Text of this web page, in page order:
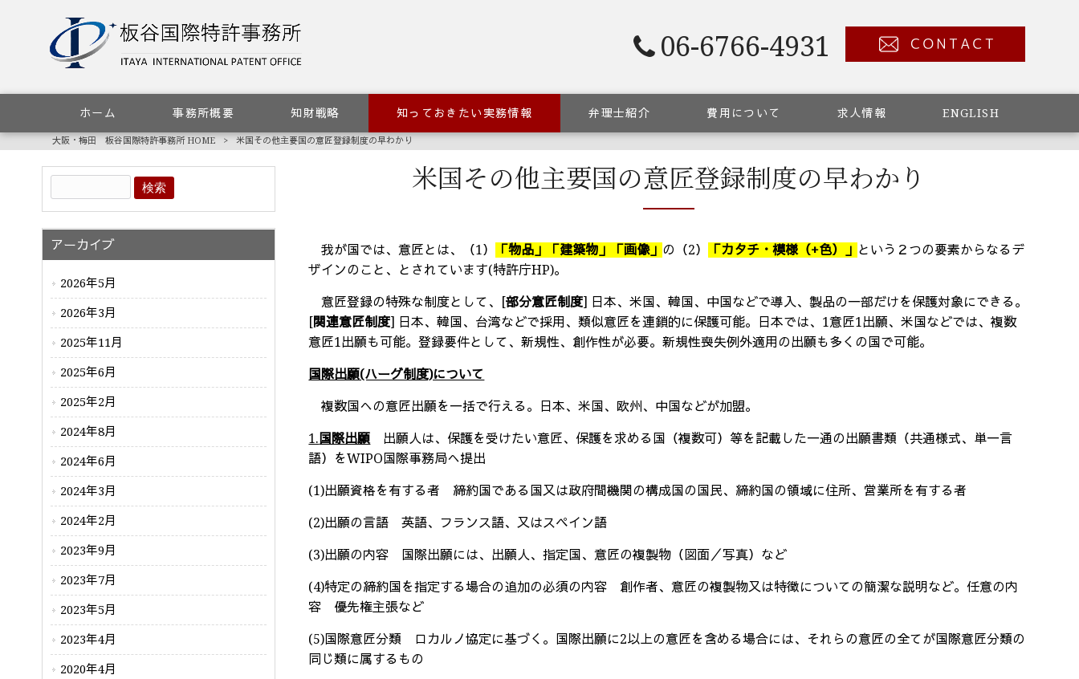
06-6766-4931
ホーム 事務所概要 知財戦略 知っておきたい実務情報 弁理士紹介 費用について 求人情報 ENGLISH
大阪・梅田 板谷国際特許事務所 HOME > 米国その他主要国の意匠登録制度の早わかり
米国その他主要国の意匠登録制度の早わかり
我が国では、意匠とは、（1） 「物品」「建築物」「画像」 の（2） 「カタチ・模様（+色）」 という２つの要素からなるデ
ザインのこと、とされています(特許庁HP)。
意匠登録の特殊な制度として、 [部分意匠制度] 日本、米国、韓国、中国などで導入、製品の一部だけを保護対象にできる。
[関連意匠制度] 日本、韓国、台湾などで採用、類似意匠を連鎖的に保護可能。日本では、 1意匠1出願、米国などでは、複数
意匠1出願も可能。登録要件として、新規性、創作性が必要。新規性喪失例外適用の出願も多くの国で可能。
国際出願(ハーグ制度)について
複数国への意匠出願を一括で行える。日本、米国、欧州、中国などが加盟。
1. 国際出願出願人は、保護を受けたい意匠、保護を求める国（複数可）等を記載した一通の出願書類（共通様式、単一言
語）をWIPO 国際事務局へ提出
(1)出願資格を有する者 締約国である国又は政府間機関の構成国の国民、締約国の領域に住所、営業所を有する者
(2)出願の言語 英語、フランス語、又はスペイン語
(3)出願の内容 国際出願には、出願人、指定国、意匠の複製物（図面／写真）など
(4)特定の締約国を指定する場合の追加の必須の内容 創作者、意匠の複製物又は特徴についての簡潔な説明など。任意の内
容 優先権主張など
(5)国際意匠分類 ロカルノ協定に基づく。国際出願に2以上の意匠を含める場合には、それらの意匠の全てが国際意匠分類の
同じ類に属するもの
アーカイブ
2026年5月
2026年3月
2025年11月
2025年6月
2025年2月
2024年8月
2024年6月
2024年3月
2024年2月
2023年9月
2023年7月
2023年5月
2023年4月
2020年4月